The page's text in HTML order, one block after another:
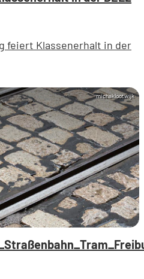
feiert Klassenerhalt in der
michaklootwijk